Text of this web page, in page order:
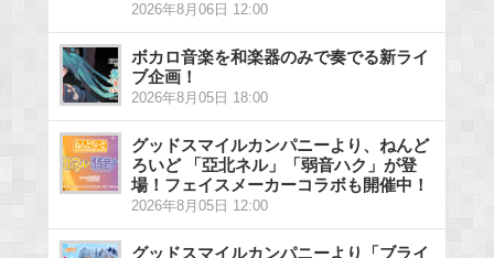
2026年8月06日 12:00
ボカロ音楽を和楽器のみで奏でる新ライ
ブ企画！
2026年8月05日 18:00
グッドスマイルカンパニーより、ねんど
ろいど 「亞北ネル」「弱音ハク」が登
場！フェイスメーカーコラボも開催中！
2026年8月05日 12:00
グッドスマイルカンパニーより「ブライ